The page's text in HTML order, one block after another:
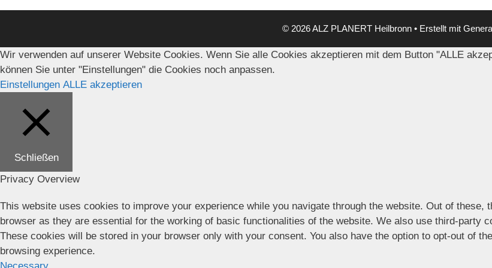
© 2026 ALZ PLANERT Heilbronn • Erstellt mit
Wir verwenden auf unserer Website Cookies. Wenn Sie alle Cookies akzeptieren mit dem Button "ALLE
können Sie unter "Einstellungen" die Cookies noch anpassen.
Einstellungen ALLE akzeptieren
Schließen
Privacy Overview
This website uses cookies to improve your experience while you navigate through the website. Out of
browser as they are essential for the working of basic functionalities of the website. We also use third-party
These cookies will be stored in your browser only with your consent. You also have the option to opt-out of
browsing experience.
Necessary